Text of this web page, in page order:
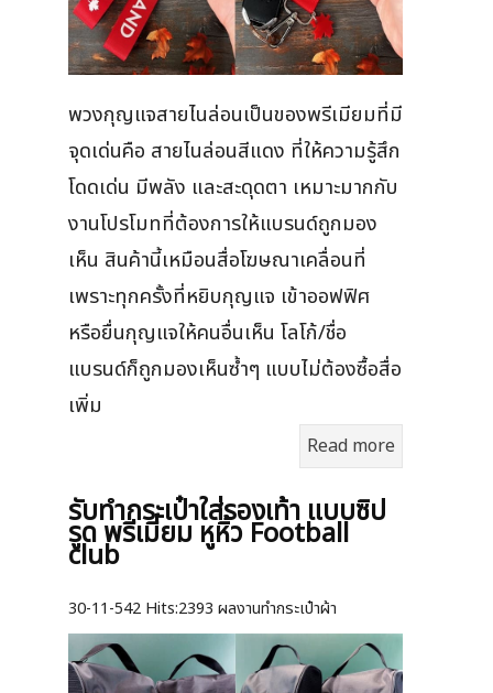
พวงกุญแจสายไนล่อนเป็นของพรีเมียมที่มี
จุดเด่นคือ สายไนล่อนสีแดง ที่ให้ความรู้สึก
โดดเด่น มีพลัง และสะดุดตา เหมาะมากกับ
งานโปรโมทที่ต้องการให้แบรนด์ถูกมอง
เห็น สินค้านี้เหมือนสื่อโฆษณาเคลื่อนที่
เพราะทุกครั้งที่หยิบกุญแจ เข้าออฟฟิศ
หรือยื่นกุญแจให้คนอื่นเห็น โลโก้/ชื่อ
แบรนด์ก็ถูกมองเห็นซ้ำๆ แบบไม่ต้องซื้อสื่อ
เพิ่ม
Read more
รับทำกระเป๋าใส่รองเท้า แบบซิป
รูด พรีเมี่ยม หูหิ้ว Football
club
30-11-542 Hits:2393 ผลงานทำกระเป๋าผ้า